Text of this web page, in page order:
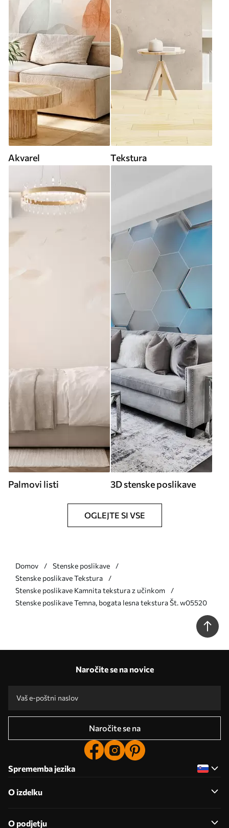
Akvarel Tekstura
Palmovi listi 3D stenske poslikave
OGLEJTE SI VSE
Domov
Stenske poslikave
Stenske poslikave Tekstura
Stenske poslikave Kamnita tekstura z učinkom
Stenske poslikave Temna, bogata lesna tekstura Št. w05520
Naročite se na novice
Naročite se na
Sprememba jezika
O izdelku
O podjetju